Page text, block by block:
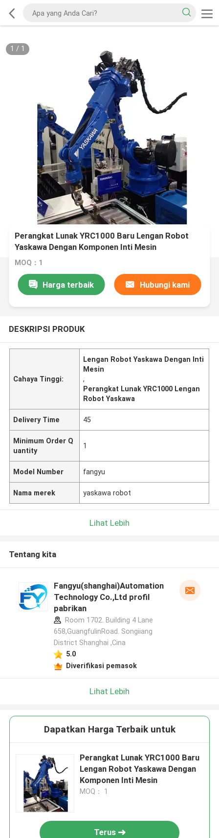
1 / 1
Perangkat Lunak YRC1000 Baru Lengan Robot
Yaskawa Dengan Komponen Inti Mesin
MOQ：1
Harga terbaik Hubungi kami
DESKRIPSI PRODUK
Cahaya Tinggi:
Lengan Robot Yaskawa Dengan Inti
Mesin
,
Perangkat Lunak YRC1000 Lengan
Robot Yaskawa
Delivery Time 45
Minimum Order Q
uantity
1
Model Number fangyu
Nama merek yaskawa robot
Lihat Lebih
Tentang kita
Fangyu(shanghai)Automation
Technology Co.,Ltd profil
pabrikan
Room 1702. Building 4 Lane
658,GuangfulinRoad. Songiiang
District Shanghai ,Cina
5.0
Diverifikasi pemasok
Lihat Lebih
Dapatkan Harga Terbaik untuk
Perangkat Lunak YRC1000 Baru
Lengan Robot Yaskawa Dengan
Komponen Inti Mesin
MOQ： 1
Terus